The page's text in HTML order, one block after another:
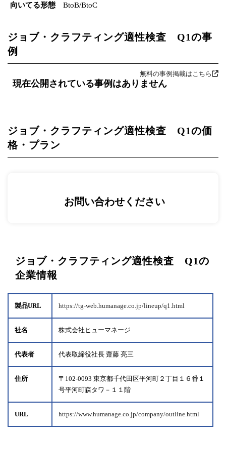
向いてる形態 BtoB/BtoC
ジョブ・クラフティング適性検査 Q1の事
例
無料の事例掲載はこちら
現在公開されている事例はありません
ジョブ・クラフティング適性検査 Q1の価
格・プラン
お問い合わせください
ジョブ・クラフティング適性検査 Q1の
企業情報
製品URL https://tg-web.humanage.co.jp/lineup/q1.html
社名 株式会社ヒューマネージ
代表者 代表取締役社長 齋藤 亮三
住所
〒102-0093 東京都千代田区平河町２丁目１６番１
号平河町森タワ－１１階
URL https://www.humanage.co.jp/company/outline.html